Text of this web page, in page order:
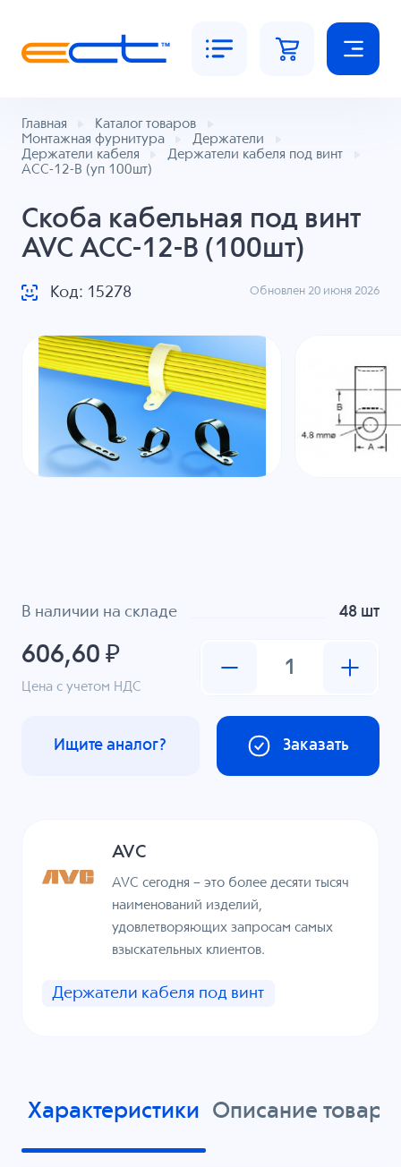
Главная
Каталог товаров
Монтажная фурнитура
Держатели
Держатели кабеля
Держатели кабеля под винт
ACC-12-B (уп 100шт)
Скоба кабельная под винт
AVC ACC-12-B (100шт)
Код: 15278 Обновлен 20 июня 2026
В наличии на складе 48 шт
606,60 ₽
Цена с учетом НДС
Заказать
Ищите аналог?
AVC
AVC сегодня – это более десяти тысяч
наименований изделий,
удовлетворяющих запросам самых
взыскательных клиентов.
Держатели кабеля под винт
Характеристики Описание товара